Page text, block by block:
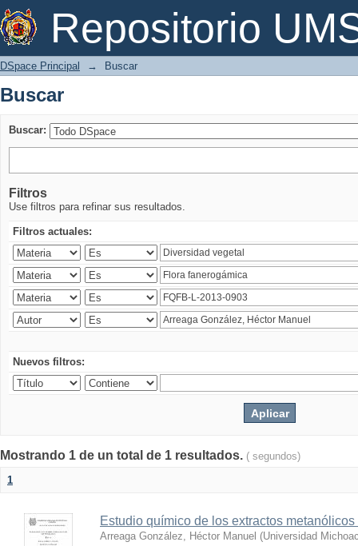
Repositorio
Buscar
DSpace Principal → Buscar
Buscar
Buscar:
Filtros
Use filtros para refinar sus resultados.
Filtros actuales:
Nuevos filtros:
Mostrando 1 de un total de 1 resultados. ( segundos)
1
Estudio químico de los extractos
Arreaga González, Héctor Manuel (Universidad